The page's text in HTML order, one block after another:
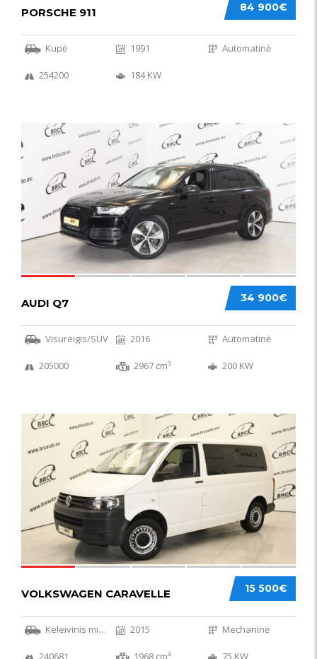
84 900€
PORSCHE 911
Kupė 1991 Automatinė
254200 184 KW
56
34 900€
AUDI Q7
Visureigis/SUV 2016 Automatinė
205000 2967 cm³ 200 KW
36
15 500€
VOLKSWAGEN CARAVELLE
Keleivinis mikroautobusas 2015 Mechaninė
240681 1968 cm³ 75 KW